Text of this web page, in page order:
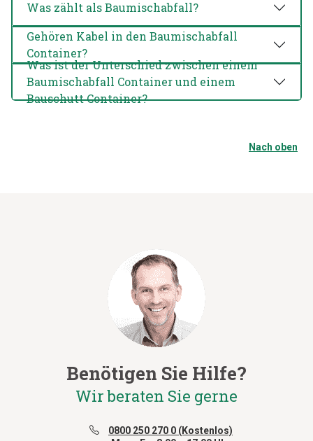
Was zählt als Baumischabfall?
Gehören Kabel in den Baumischabfall
Container?
Was ist der Unterschied zwischen einem
Baumischabfall Container und einem
Bauschutt Container?
Nach oben
Benötigen Sie Hilfe?
Wir beraten Sie gerne
0800 250 270 0 (Kostenlos)